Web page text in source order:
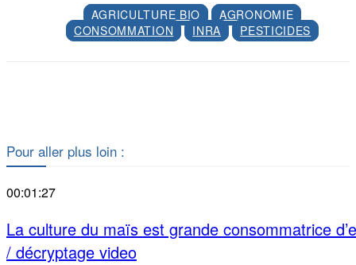
AGRICULTURE BIO
AGRONOMIE
CONSOMMATION
INRA PESTICIDES
Pour aller plus loin :
00:01:27
La culture du maïs est grande consommatrice
/ décryptage video